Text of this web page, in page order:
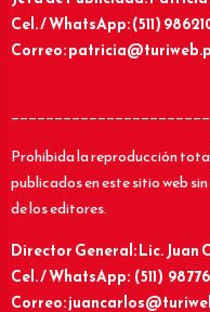
Cel. / WhatsApp: (511)
Correo:
Prohibida la reproducción
publicados en este sitio web
de los editores.
Director General: Lic.Juan
Cel. / WhatsApp: (511)
Correo: